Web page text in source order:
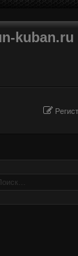
kuban.ru